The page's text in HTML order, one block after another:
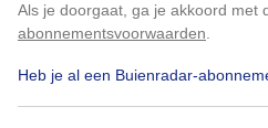
Als je doorgaat, ga je akkoord met
abonnementsvoorwaarden
Heb je al een Buienradar-
Donkerdreigenderegenlucht
Klik hierom dit